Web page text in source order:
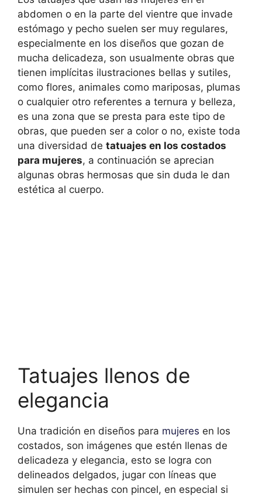
abdomen o en la parte del vientre que invade
estómago y pecho suelen ser muy regulares,
especialmente en los diseños que gozan de
mucha delicadeza, son usualmente obras que
tienen implícitas ilustraciones bellas y sutiles,
como flores, animales como mariposas, plumas
o cualquier otro referentes a ternura y belleza,
es una zona que se presta para este tipo de
obras, que pueden ser a color o no, existe toda
una diversidad de tatuajes en los costados
para mujeres, a continuación se aprecian
algunas obras hermosas que sin duda le dan
estética al cuerpo.
Tatuajes llenos de
elegancia
Una tradición en diseños para mujeres en los
costados, son imágenes que estén llenas de
delicadeza y elegancia, esto se logra con
delineados delgados, jugar con líneas que
simulen ser hechas con pincel, en especial si